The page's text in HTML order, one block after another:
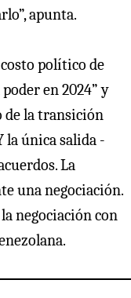
apunta.
político de
en 2024” y
de la transición
la única salida -
La
una negociación.
negociación con